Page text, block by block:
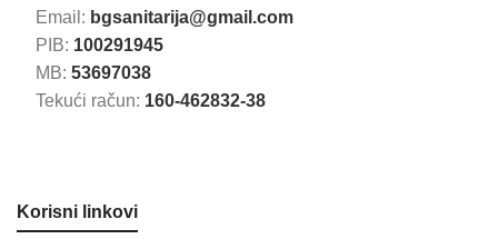
Email: bgsanitarija@gmail.com
PIB: 100291945
MB: 53697038
Tekući račun: 160-462832-38
Korisni linkovi